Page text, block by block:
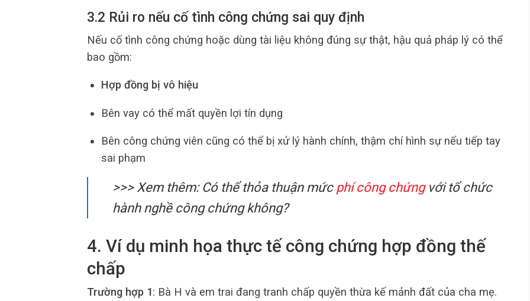
3.2 Rủi ro nếu cố tình công chứng sai quy định
Nếu cố tình công chứng hoặc dùng tài liệu không đúng sự thật, hậu quả pháp lý có thể
bao gồm:
Hợp đồng bị vô hiệu
Bên vay có thể mất quyền lợi tín dụng
Bên công chứng viên cũng có thể bị xử lý hành chính, thậm chí hình sự nếu tiếp tay
sai phạm
>>> Xem thêm: Có thể thỏa thuận mức phí công chứngvới tổ chức
hành nghề công chứng không?
4. Ví dụ minh họa thực tế công chứng hợp đồng thế
chấp
Trường hợp 1: Bà H và em trai đang tranh chấp quyền thừa kế mảnh đất của cha mẹ.